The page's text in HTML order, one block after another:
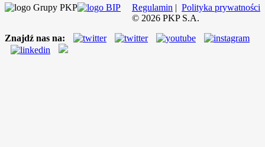
Regulamin | Polityka prywatności
© 2026 PKP S.A.
Znajdź nas na: